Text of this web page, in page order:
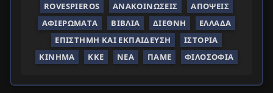
ROVESPIEROS ΑΝΑΚΟΙΝΏΣΕΙΣ
ΑΠΌΨΕΙΣ
ΑΦΙΕΡΏΜΑΤΑ
ΒΙΒΛΊΑ ΔΙΕΘΝΉ
ΕΛΛΆΔΑ
ΕΠΙΣΤΉΜΗ ΚΑΙ ΕΚΠΑΊΔΕΥΣΗ
ΙΣΤΟΡΊΑ
ΚΊΝΗΜΑ
ΚΚΕ ΝΈΑ ΠΑΜΕ ΦΙΛΟΣΟΦΊΑ